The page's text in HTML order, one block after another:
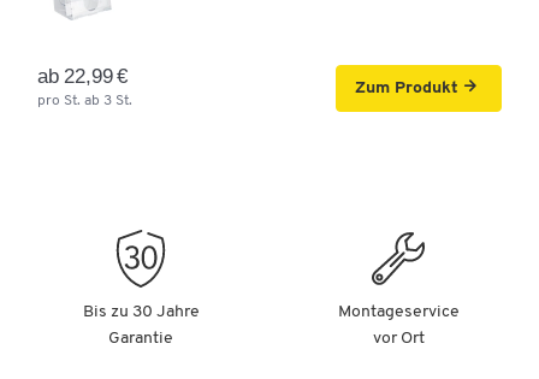
ab 22,99 €
pro St. ab 3 St.
Zum Produkt
Bis zu 30 Jahre
Garantie
Montageservice
vor Ort